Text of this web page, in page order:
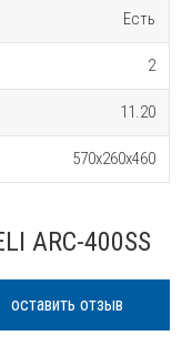
Есть
2
11.20
570x260x460
ARC-400SS
оставить отзыв